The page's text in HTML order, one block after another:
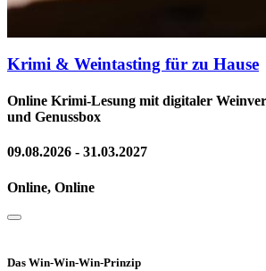
Krimi & Weintasting für zu Hause
Online Krimi-Lesung mit digitaler
und Genussbox
09.08.2026 - 31.03.2027
Online, Online
Das Win-Win-Win-Prinzip